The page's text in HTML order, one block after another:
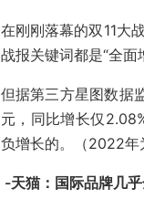
在刚刚落幕的双11大
战报关键词都是“全面
但据第三方星图数据
元，同比增长仅
负增长的。（2022年
-天猫：国际品牌几